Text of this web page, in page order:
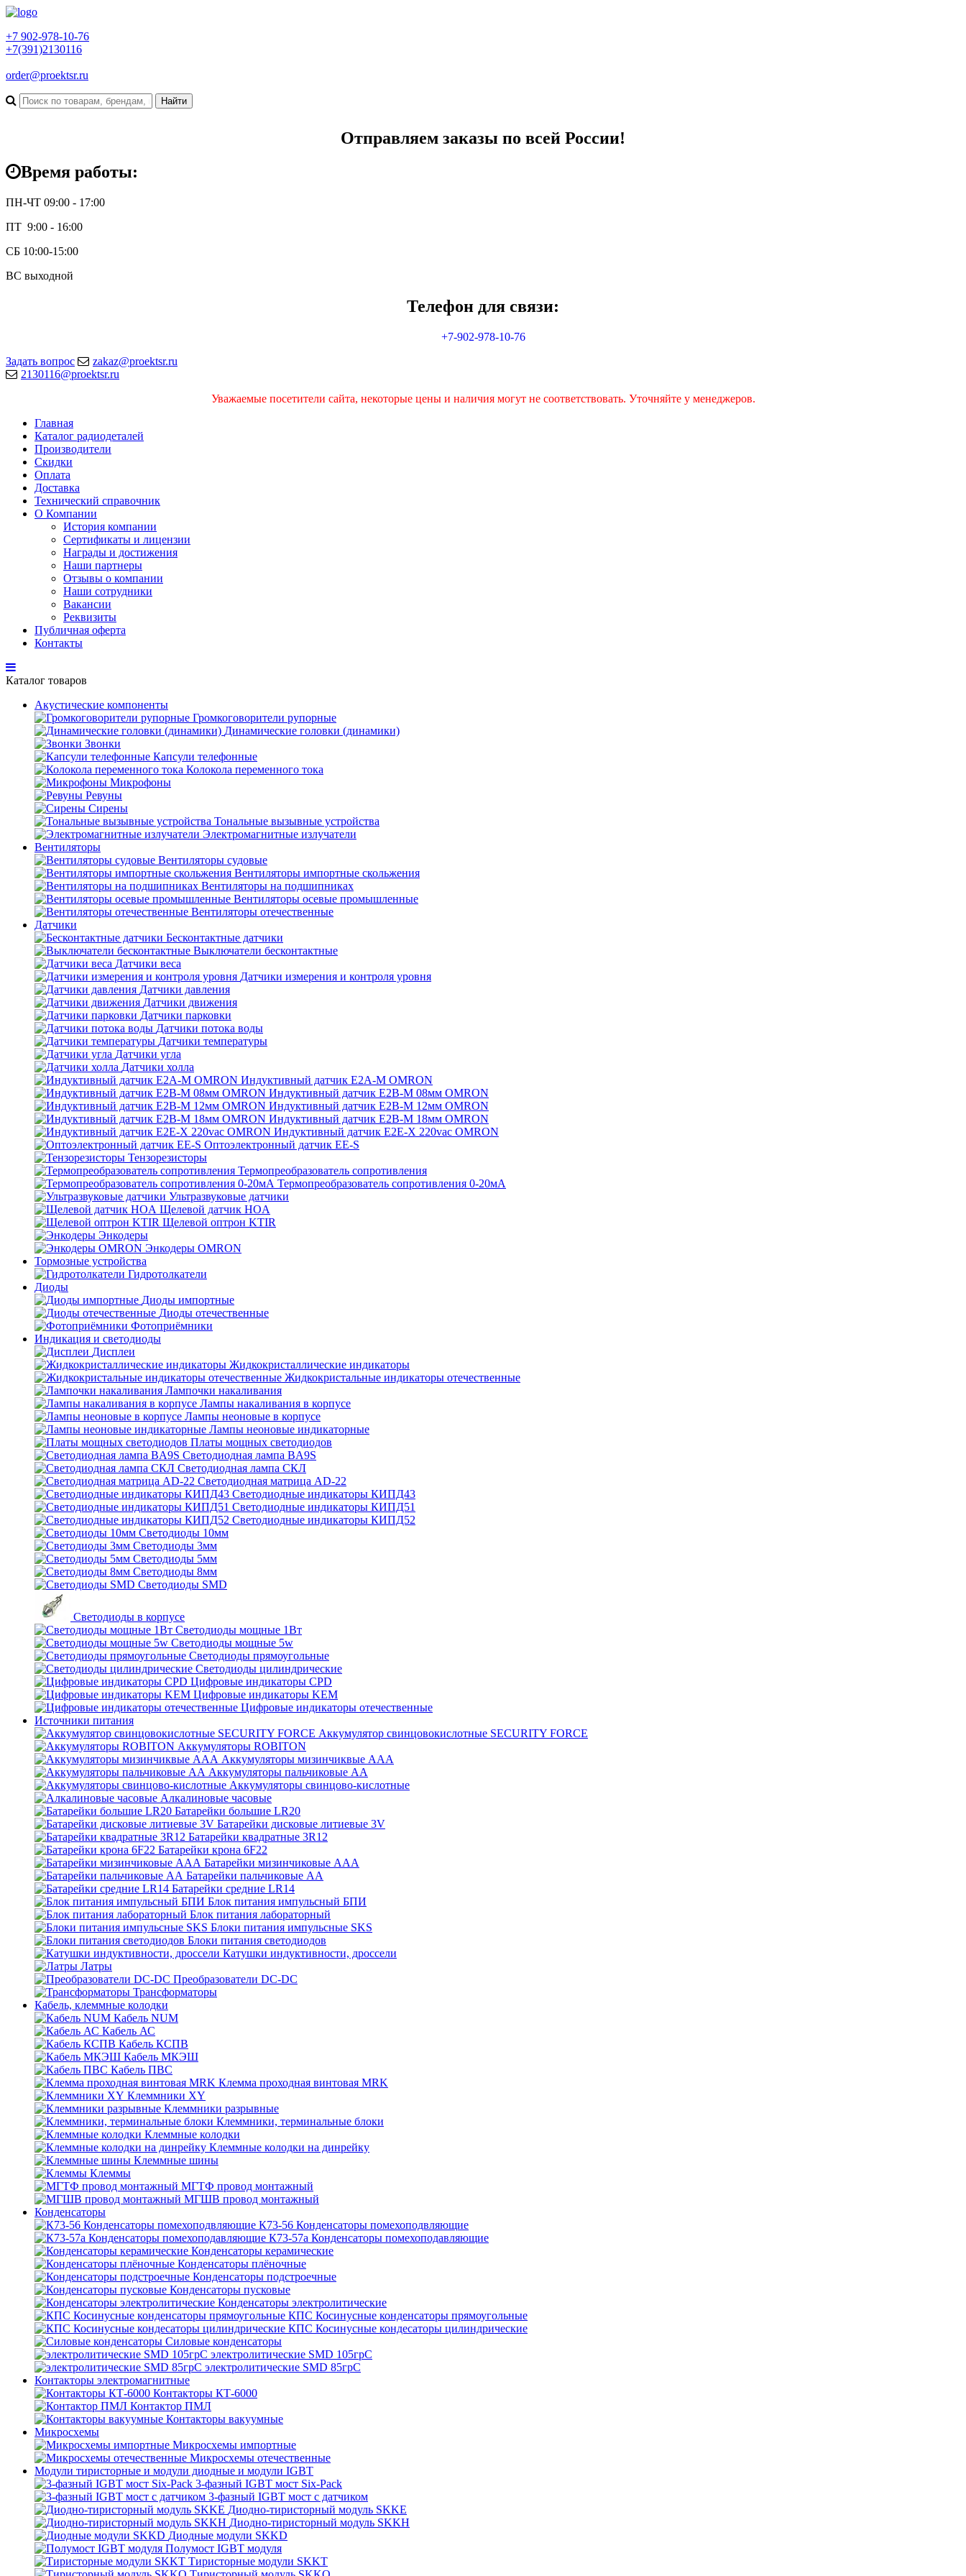
+7 902-978-10-76
+7(391)2130116
order@proektsr.ru
Отправляем заказы по всей России!
Время работы:
ПН-ЧТ 09:00 - 17:00
ПТ 9:00 - 16:00
СБ 10:00-15:00
ВС выходной
Телефон для связи:
+7-902-978-10-76
Задать вопрос
zakaz@proektsr.ru
2130116@proektsr.ru
Уважаемые посетители сайта, некоторые цены и наличия могут не соответствовать. Уточняйте у менеджеров.
Главная
Каталог радиодеталей
Производители
Скидки
Оплата
Доставка
Технический справочник
О Компании
История компании
Сертификаты и лицензии
Награды и достижения
Наши партнеры
Отзывы о компании
Наши сотрудники
Вакансии
Реквизиты
Публичная оферта
Контакты
Каталог товаров
Акустические компоненты
Громкоговорители рупорные
Динамические головки (динамики)
Звонки
Капсули телефонные
Колокола переменного тока
Микрофоны
Ревуны
Сирены
Тональные вызывные устройства
Электромагнитные излучатели
Вентиляторы
Вентиляторы судовые
Вентиляторы импортные скольжения
Вентиляторы на подшипниках
Вентиляторы осевые промышленные
Вентиляторы отечественные
Датчики
Бесконтактные датчики
Выключатели бесконтактные
Датчики веса
Датчики измерения и контроля уровня
Датчики давления
Датчики движения
Датчики парковки
Датчики потока воды
Датчики температуры
Датчики угла
Датчики холла
Индуктивный датчик E2A-M OMRON
Индуктивный датчик E2B-M 08мм OMRON
Индуктивный датчик E2B-M 12мм OMRON
Индуктивный датчик E2B-M 18мм OMRON
Индуктивный датчик E2E-X 220vac OMRON
Оптоэлектронный датчик EE-S
Тензорезисторы
Термопреобразователь сопротивления
Термопреобразователь сопротивления 0-20мА
Ультразвуковые датчики
Щелевой датчик HOA
Щелевой оптрон KTIR
Энкодеры
Энкодеры OMRON
Тормозные устройства
Гидротолкатели
Диоды
Диоды импортные
Диоды отечественные
Фотоприёмники
Индикация и светодиоды
Дисплеи
Жидкокристаллические индикаторы
Жидкокристальные индикаторы отечественные
Лампочки накаливания
Лампы накаливания в корпусе
Лампы неоновые в корпусе
Лампы неоновые индикаторные
Платы мощных светодиодов
Светодиодная лампа BA9S
Светодиодная лампа СКЛ
Светодиодная матрица AD-22
Светодиодные индикаторы КИПД43
Светодиодные индикаторы КИПД51
Светодиодные индикаторы КИПД52
Светодиоды 10мм
Светодиоды 3мм
Светодиоды 5мм
Светодиоды 8мм
Светодиоды SMD
Светодиоды в корпусе
Светодиоды мощные 1Вт
Светодиоды мощные 5w
Светодиоды прямоугольные
Светодиоды цилиндрические
Цифровые индикаторы CPD
Цифровые индикаторы KEM
Цифровые индикаторы отечественные
Источники питания
Аккумулятор свинцовокислотные SECURITY FORCE
Аккумуляторы ROBITON
Аккумуляторы мизинчиквые ААА
Аккумуляторы пальчиковые АА
Аккумуляторы свинцово-кислотные
Алкалиновые часовые
Батарейки большие LR20
Батарейки дисковые литиевые 3V
Батарейки квадратные 3R12
Батарейки крона 6F22
Батарейки мизинчиковые ААА
Батарейки пальчиковые АА
Батарейки средние LR14
Блок питания импульсный БПИ
Блок питания лабораторный
Блоки питания импульсные SKS
Блоки питания светодиодов
Катушки индуктивности, дроссели
Латры
Преобразователи DC-DC
Трансформаторы
Кабель, клеммные колодки
Кабель NUM
Кабель АС
Кабель КСПВ
Кабель МКЭШ
Кабель ПВС
Клемма проходная винтовая MRK
Клеммники XY
Клеммники разрывные
Клеммники, терминальные блоки
Клеммные колодки
Клеммные колодки на динрейку
Клеммные шины
Клеммы
МГТФ провод монтажный
МГШВ провод монтажный
Конденсаторы
К73-56 Конденсаторы помехоподвляющие
К73-57а Конденсаторы помехоподавляющие
Конденсаторы керамические
Конденсаторы плёночные
Конденсаторы подстроечные
Конденсаторы пусковые
Конденсаторы электролитические
КПС Косинусные конденсаторы прямоугольные
КПС Косинусные кондесаторы цилиндрические
Силовые конденсаторы
электролитические SMD 105грС
электролитические SMD 85грС
Контакторы электромагнитные
Контакторы КТ-6000
Контактор ПМЛ
Контакторы вакуумные
Микросхемы
Микросхемы импортные
Микросхемы отечественные
Модули тиристорные и модули диодные и модули IGBT
3-фазный IGBT мост Six-Pack
3-фазный IGBT мост с датчиком
Диодно-тиристорный модуль SKKE
Диодно-тиристорный модуль SKKH
Диодные модули SKKD
Полумост IGBT модуля
Тиристорные модули SKKT